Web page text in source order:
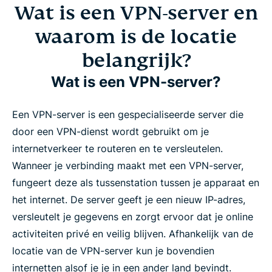
Wat is een VPN-server en
waarom is de locatie
belangrijk?
Wat is een VPN-server?
Een VPN-server is een gespecialiseerde server die
door een VPN-dienst wordt gebruikt om je
internetverkeer te routeren en te versleutelen.
Wanneer je verbinding maakt met een VPN-server,
fungeert deze als tussenstation tussen je apparaat en
het internet. De server geeft je een nieuw IP-adres,
versleutelt je gegevens en zorgt ervoor dat je online
activiteiten privé en veilig blijven. Afhankelijk van de
locatie van de VPN-server kun je bovendien
internetten alsof je je in een ander land bevindt.